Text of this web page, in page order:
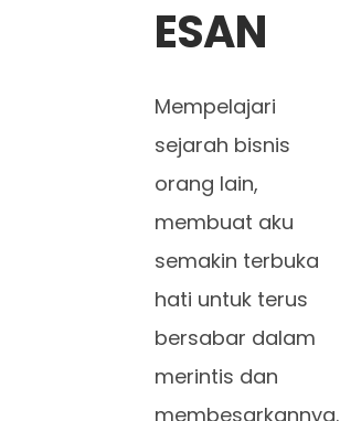
ESAN
Mempelajari
sejarah bisnis
orang lain,
membuat aku
semakin terbuka
hati untuk terus
bersabar dalam
merintis dan
membesarkannya.